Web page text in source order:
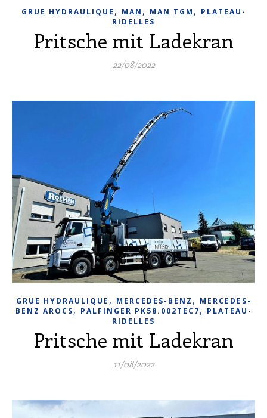
GRUE HYDRAULIQUE , MAN , MAN TGM , PLATEAU-
RIDELLES
Pritsche mit Ladekran
22/08/2022
GRUE HYDRAULIQUE , MERCEDES-BENZ , MERCEDES-
BENZ AROCS, PALFINGER PK58.002TEC7, PLATEAU-
RIDELLES
Pritsche mit Ladekran
11/08/2022